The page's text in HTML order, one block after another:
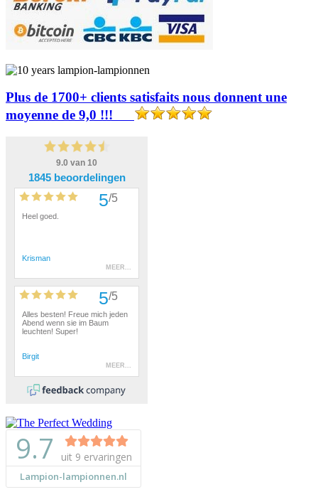
Plus de 1700+ clients satisfaits nous donnent une
moyenne de 9,0 !!!